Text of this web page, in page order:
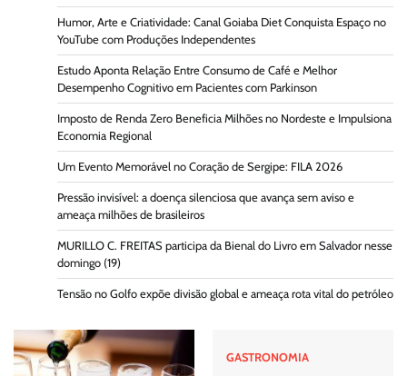
Humor, Arte e Criatividade: Canal Goiaba Diet Conquista Espaço no
YouTube com Produções Independentes
Estudo Aponta Relação Entre Consumo de Café e Melhor
Desempenho Cognitivo em Pacientes com Parkinson
Imposto de Renda Zero Beneficia Milhões no Nordeste e Impulsiona
Economia Regional
Um Evento Memorável no Coração de Sergipe: FILA 2026
Pressão invisível: a doença silenciosa que avança sem aviso e
ameaça milhões de brasileiros
MURILLO C. FREITAS participa da Bienal do Livro em Salvador nesse
domingo (19)
Tensão no Golfo expõe divisão global e ameaça rota vital do petróleo
GASTRONOMIA